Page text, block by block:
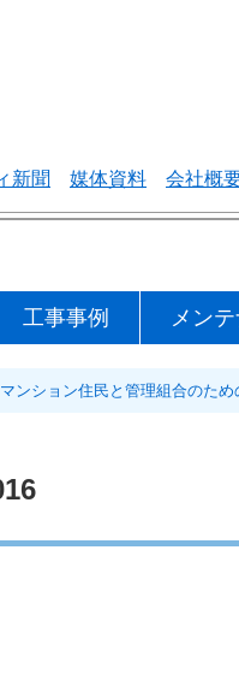
工事事例 メン
新聞 媒体資料 会社概
ンション住民と管理組合のため